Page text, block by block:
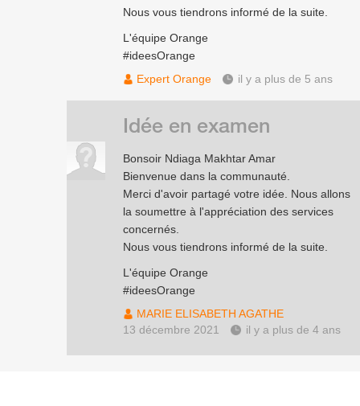
Nous vous tiendrons informé de la suite.
L'équipe Orange
#ideesOrange
Expert Orange
il y a plus de 5 ans
Bonsoir Ndiaga Makhtar Amar
Bienvenue dans la communauté.
Merci d'avoir partagé votre idée. Nous allons
la soumettre à l'appréciation des services
concernés.
Nous vous tiendrons informé de la suite.
L'équipe Orange
#ideesOrange
MARIE ELISABETH AGATHE
13 décembre 2021
il y a plus de 4 ans
Idée en examen